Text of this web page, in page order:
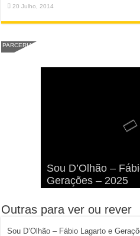
20 Julho, 2014
PARCERIA
Sou D’Olhão –
Gerações – 2025
Armona: Música,
Diversão à Beira-
Taphani X Benkest:
na Ilha da Armona
“Lavar a Loiça” na
Hangares
Quatro Dias Mais
Diversão!
Outras para ver ou rever
Sou D’Olhão – Fábio Lagarto e